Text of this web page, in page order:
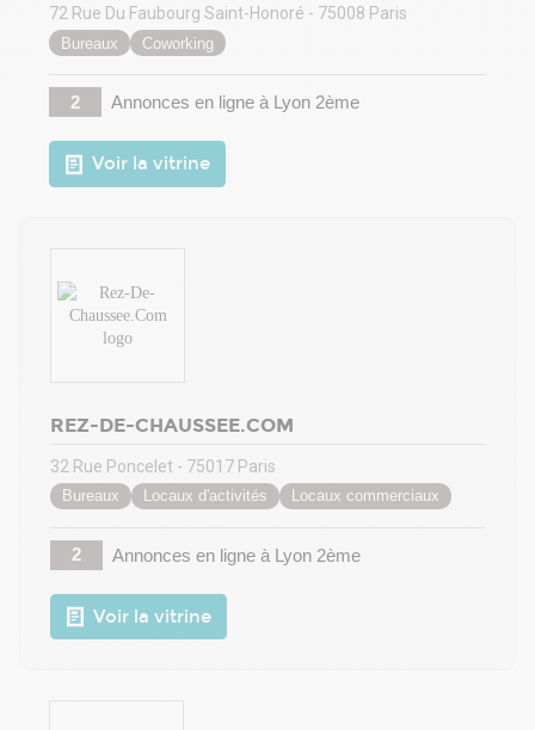
72 Rue Du Faubourg Saint-Honoré - 75008 Paris
Bureaux Coworking
2 Annonces en ligneà Lyon 2ème
Voir la vitrine
REZ-DE-CHAUSSEE.COM
32 Rue Poncelet - 75017 Paris
Bureaux Locaux d'activités Locaux commerciaux
2 Annonces en ligneà Lyon 2ème
Voir la vitrine